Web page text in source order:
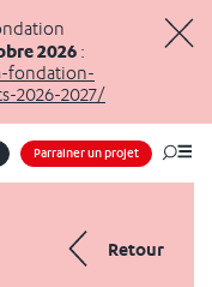
2026 :
fondation-
2026-2027/
Parrainer un projet
Retour